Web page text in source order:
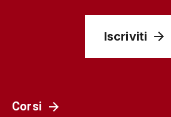
Iscriviti
Corsi